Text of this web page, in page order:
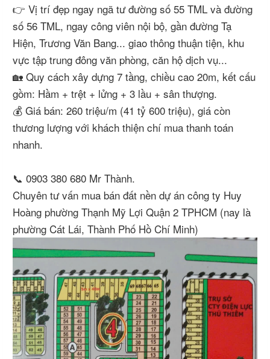
👉 Vị trí đẹp ngay ngã tư đường số 55 TML và đường
số 56 TML, ngay công viên nội bộ, gần đường Tạ
Hiện, Trương Văn Bang... giao thông thuận tiện, khu
vực tập trung đông văn phòng, căn hộ dịch vụ...
🏡 Quy cách xây dựng 7 tầng, chiều cao 20m, kết cấu
gồm: Hầm + trệt + lửng + 3 lầu + sân thượng.
💰 Giá bán: 260 triệu/m (41 tỷ 600 triệu), giá còn
thương lượng với khách thiện chí mua thanh toán
nhanh.
📞 0903 380 680 Mr Thành.
Chuyên tư vấn mua bán đất nền dự án công ty Huy
Hoàng phường Thạnh Mỹ Lợi Quận 2 TPHCM (nay là
phường Cát Lái, Thành Phố Hồ Chí Minh)